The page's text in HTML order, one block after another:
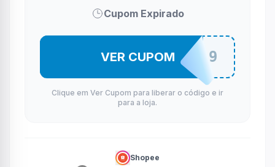
Cupom Expirado
HAYL23329
VER CUPOM
Clique em Ver Cupom para liberar o código e ir
para a loja.
Shopee